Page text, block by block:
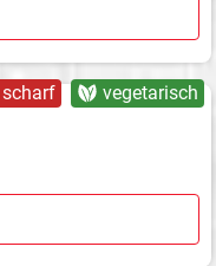
scharf vegetarisch